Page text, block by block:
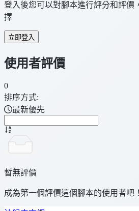
登入後您可以對腳本進行評分和評價
擇
立即登入
使用者評價
0
排序方式:
最新優先
暫無評價
成為第一個評價這個腳本的使用者吧！